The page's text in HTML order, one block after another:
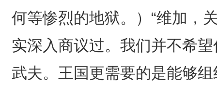
何等惨烈的地狱。）“维加，
实深入商议过。我们并不希
武夫。王国更需要的是能够